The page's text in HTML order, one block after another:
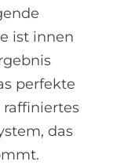
ist innen
perfekte
raffiniertes
das